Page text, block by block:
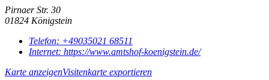
Pirnaer Str. 30
01824 Königstein
Telefon: +49035021 68511
Internet: https://www.amtshof-koenigstein.de/
Karte anzeigenVisitenkarte exportieren